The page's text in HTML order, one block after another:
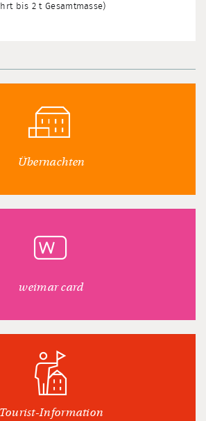
bis 2 t Gesamtmasse)
Übernachten
weimar card
Tourist-Information